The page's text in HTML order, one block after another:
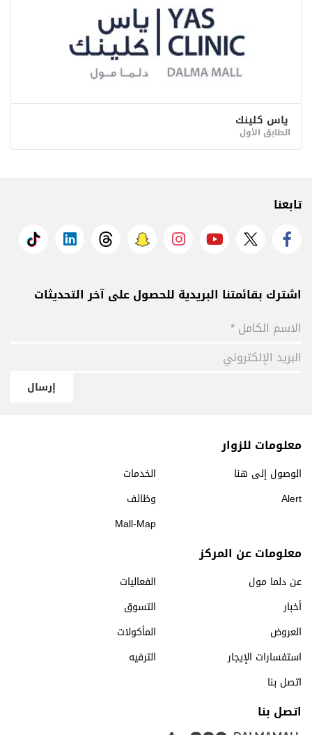
ياس كلينك
الطابق الأول
تابعنا
اشترك بقائمتنا البريدية للحصول على آخر التحديثات
إرسال
معلومات للزوار
الخدمات
الوصول إلى هنا
وظائف
Alert
Mall-Map
معلومات عن المركز
عن دلما مول
الفعاليات
أخبار
التسوق
العروض
المأكولات
استفسارات الإيجار
الترفيه
اتصل بنا
اتصل بنا